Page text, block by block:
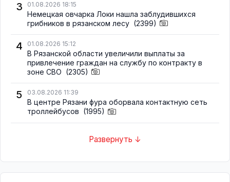
3 01.08.2026 18:15
Немецкая овчарка Локи нашла заблудившихся
грибников в рязанском лесу (2399)
4 01.08.2026 15:12
В Рязанской области увеличили выплаты за
привлечение граждан на службу по контракту в
зоне СВО (2305)
5 03.08.2026 11:39
В центре Рязани фура оборвала контактную сеть
троллейбусов (1995)
Развернуть ↓